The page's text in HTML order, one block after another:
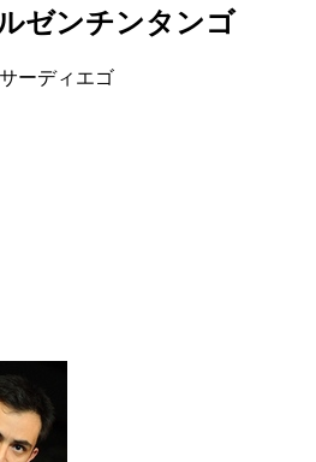
ゼンチンタンゴ
ーディエゴ